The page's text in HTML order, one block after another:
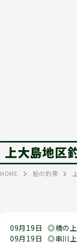
上大島地区
HOME 鮎の釣果
09月19日 ◎橋の
09月19日
◎串川上